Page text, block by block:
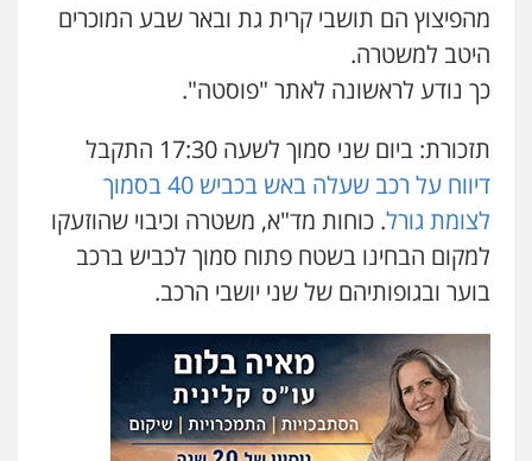
סלימאן אבו שעירה – משרד עורכי דין
פלילי
0547780927
עו"ד אסף גונן
פלילי פשע חמור תעבורה צבא מעצרים
וחקירות
0542255161
גל דהן – משרד עורך דין פלילי
וחקירות
0544723840
עו"ד ראוף נג'אר
פלילי עורכי דין לענייני אסירים מעצרים
מהפיצוץ הם תושבי קרית גת ובאר שבע המוכרים
היטב למשטרה.
כך נודע לראשונה לאתר "פוסטה".
תזכורת: ביום שני סמוך לשעה 17:30 התקבל
דיווח על רכב שעלה באש בכביש 40 בסמוך
לצומת גורל. כוחות מד"א, משטרה וכיבוי שהוזעקו
למקום הבחינו בשטח פתוח סמוך לכביש ברכב
בוער ובגופותיהם של שני יושבי הרכב.